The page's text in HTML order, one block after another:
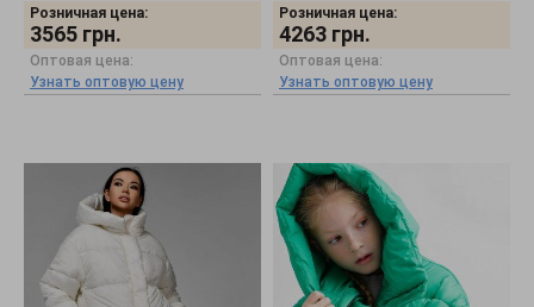
Розничная цена:
3565 грн.
Оптовая цена:
Узнать оптовую цену
Розничная цена:
4263 грн.
Оптовая цена:
Узнать оптовую цену